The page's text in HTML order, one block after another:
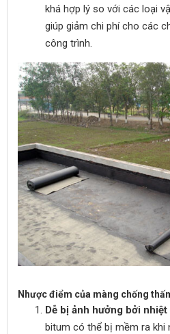
khá hợp lý so với các loại
giúp giảm chi phí cho các
công trình.
Nhược điểm của màng chống
Dễ bị ảnh hưởng bởi nhiệt
bitum có thể bị mềm ra khi